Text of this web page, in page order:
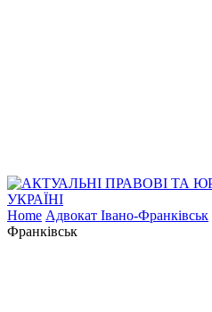
Home Адвокат Івано-Франківськ
Франківськ